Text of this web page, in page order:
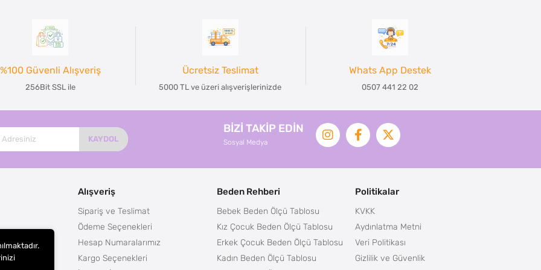
%100 Güvenli Alışveriş
256Bit SSL ile
Ücretsiz Teslimat
5000 TL ve üzeri alışverişlerinizde
Whats App Destek
0507 441 22 02
KAYDOL
BİZİ TAKİP EDİN
Sosyal Medya
Alışveriş
Sipariş ve Teslimat
Ödeme Seçenekleri
Hesap Numaralarımız
Kargo Seçenekleri
Beden Rehberi
Bebek Beden Ölçü Tablosu
Kız Çocuk Beden Ölçü Tablosu
Erkek Çocuk Beden Ölçü Tablosu
Kadın Beden Ölçü Tablosu
Politikalar
KVKK
Aydınlatma Metni
Veri Politikası
Gizlilik ve Güvenlik